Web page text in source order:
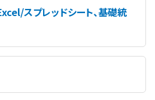
スプレッドシート、基礎統